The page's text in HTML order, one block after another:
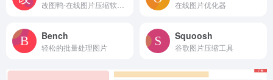
在线图片优化器
Bench
轻松的批量处理图片
Squoosh
谷歌图片压缩工具